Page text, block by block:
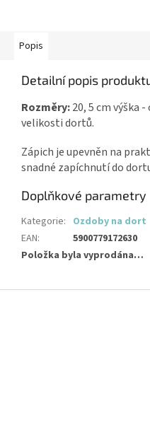
Popis
Detailní popis
Rozměry:20, 5 cm výška
velikosti dortů.
Zápich je upevněn na
snadné zapíchnutí do
Doplňkové parametry
Kategorie: Ozdoby na dort
EAN:
5900779172630
Položka byla vyprodána…